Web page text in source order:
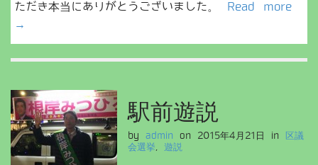
ただき本当にありがとうございました。
Read more
→
駅前遊説
by admin on 2015年4月21日 in
区議
会選挙, 遊説